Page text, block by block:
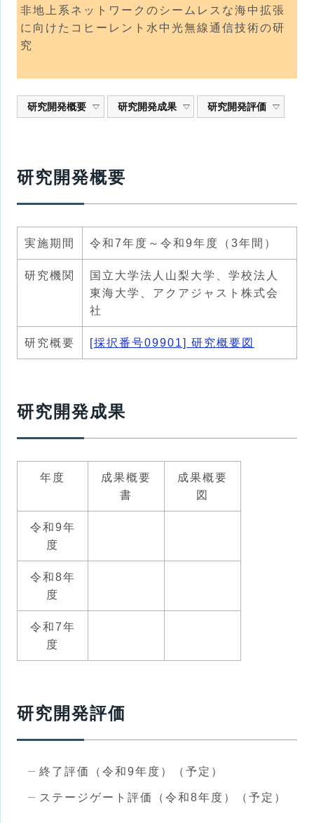
非地上系ネットワークのシームレスな海中拡張
に向けたコヒーレント水中光無線通信技術の研
究
研究開発概要 研究開発成果 研究開発評価
研究開発概要
実施期間 令和7年度～令和9年度（3年間）
研究機関
国立大学法人山梨大学、学校法人
東海大学、アクアジャスト株式会
社
研究概要 [採択番号09901] 研究概要図
研究開発成果
年度
成果概要
書
成果概要
図
令和9年
度
令和8年
度
令和7年
度
研究開発評価
終了評価（令和9年度）（予定）
ステージゲート評価（令和8年度）（予定）